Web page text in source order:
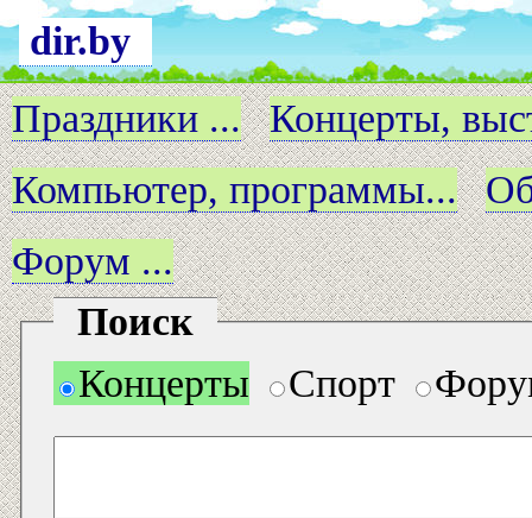
dir.by
Праздники ...
Концерты,
Компьютер, программы...
Форум ...
Поиск
Концерты
Спорт